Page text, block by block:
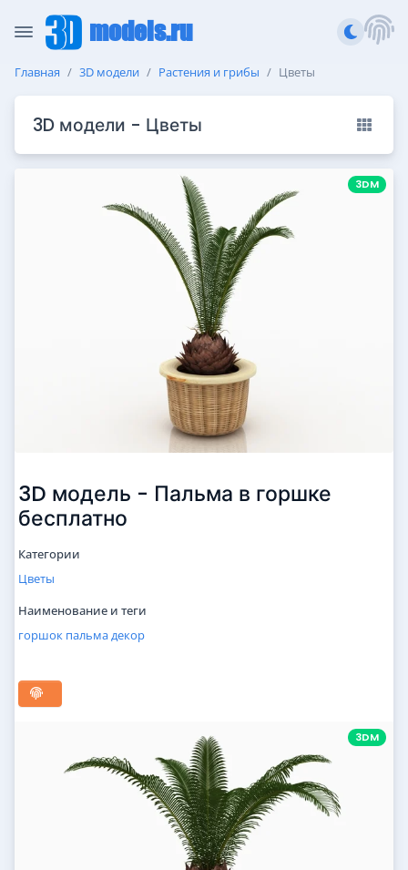
models.ru
Главная 3D модели Растения и грибы Цветы
3D модели - Цветы
3DM
3D модель - Пальма в горшке
бесплатно
Категории
Цветы
Наименование и теги
горшок пальмадекор
3DM